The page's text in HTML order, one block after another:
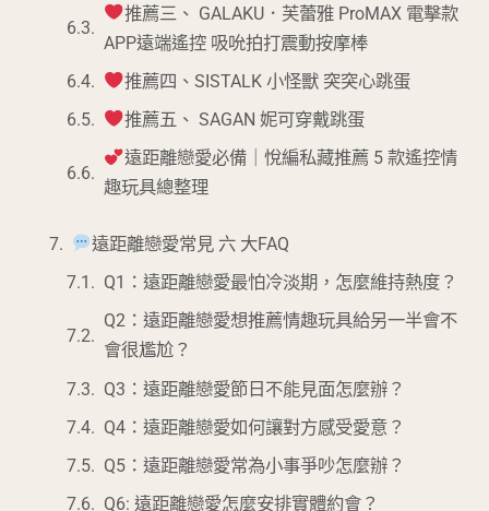
推薦三、 GALAKU．芙蕾雅 ProMAX 電擊款
APP遠端遙控 吸吮拍打震動按摩棒
推薦四、SISTALK 小怪獸 突突心跳蛋
推薦五、 SAGAN 妮可穿戴跳蛋
遠距離戀愛必備｜悅編私藏推薦 5 款遙控情
趣玩具總整理
遠距離戀愛常見 六 大FAQ
Q1：遠距離戀愛最怕冷淡期，怎麼維持熱度？
Q2：遠距離戀愛想推薦情趣玩具給另一半會不
會很尷尬？
Q3：遠距離戀愛節日不能見面怎麼辦？
Q4：遠距離戀愛如何讓對方感受愛意？
Q5：遠距離戀愛常為小事爭吵怎麼辦？
Q6: 遠距離戀愛怎麼安排實體約會？